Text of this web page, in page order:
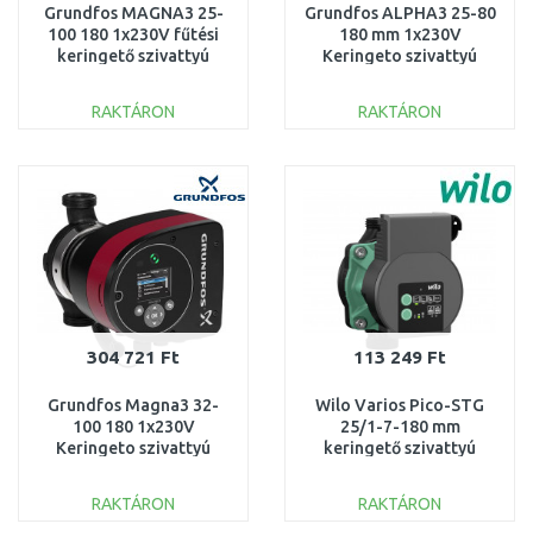
Grundfos MAGNA3 25-
100 180 1x230V fűtési
keringető szivattyú
RAKTÁRON
Grundfos ALPHA3 25-80
180 mm 1x230V
Keringeto szivattyú
RAKTÁRON
Összehasonlítás
304 721 Ft
Grundfos Magna3 32-
100 180 1x230V
Keringeto szivattyú
RAKTÁRON
113 249 Ft
Wilo Varios Pico-STG
25/1-7-180 mm
keringető szivattyú
RAKTÁRON